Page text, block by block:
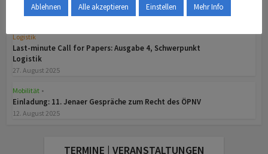
Internationales Verkehrswesen
9. April 2026
Logistik
Last-minute Call for Papers: Ausgabe 4, Schwerpunkt
Logistik
27. August 2025
Mobilität •
Einladung: 11. Jenaer Gespräche zum Recht des ÖPNV
12. August 2025
TERMINE | VERANSTALTUNGEN
Ablehnen Alle akzeptieren Einstellen Mehr Info